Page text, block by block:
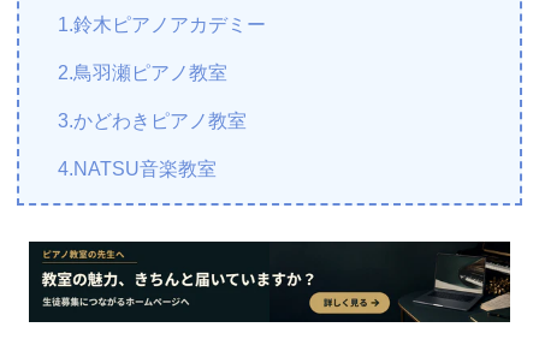
1.鈴木ピアノアカデミー
2.鳥羽瀬ピアノ教室
3.かどわきピアノ教室
4.NATSU音楽教室